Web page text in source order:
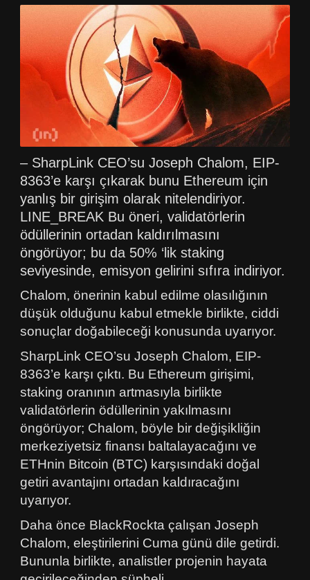
– SharpLink CEO’su Joseph Chalom, EIP-
8363’e karşı çıkarak bunu Ethereum için
yanlış bir girişim olarak nitelendiriyor.
LINE_BREAK Bu öneri, validatörlerin
ödüllerinin ortadan kaldırılmasını
öngörüyor; bu da 50% ‘lik staking
seviyesinde, emisyon gelirini sıfıra indiriyor.
Chalom, önerinin kabul edilme olasılığının
düşük olduğunu kabul etmekle birlikte, ciddi
sonuçlar doğabileceği konusunda uyarıyor.
SharpLink CEO’su Joseph Chalom, EIP-
8363’e karşı çıktı. Bu Ethereum girişimi,
staking oranının artmasıyla birlikte
validatörlerin ödüllerinin yakılmasını
öngörüyor; Chalom, böyle bir değişikliğin
merkeziyetsiz finansı baltalayacağını ve
ETHnin Bitcoin (BTC) karşısındaki doğal
getiri avantajını ortadan kaldıracağını
uyarıyor.
Daha önce BlackRockta çalışan Joseph
Chalom, eleştirilerini Cuma günü dile getirdi.
Bununla birlikte, analistler projenin hayata